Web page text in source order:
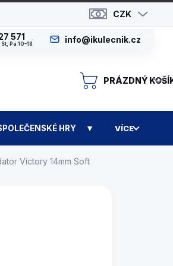
571
St, Pá 10–18 info@ikulecnik.cz
CZK
PRÁZDNÝ
HRY VÍCE
Victory 14mm Soft